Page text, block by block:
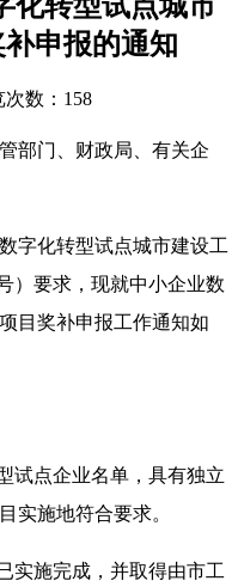
申报的通知
次数：158
部门、财政局、有关企
字化转型试点城市建设工
）要求，现就中小企业数
目奖补申报工作通知如
试点企业名单，具有独立
实施地符合要求。
实施完成，并取得由市工